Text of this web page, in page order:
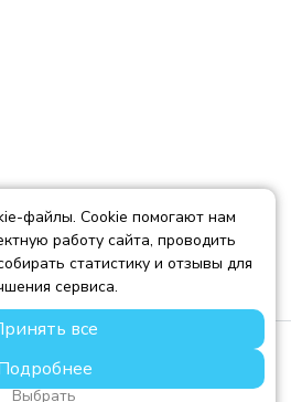
МCK
1217700568667, ИНН:
файлы. Cookie помогают нам
работу сайта, проводить
статистику и отзывы для
сервиса.
все
Выбрать